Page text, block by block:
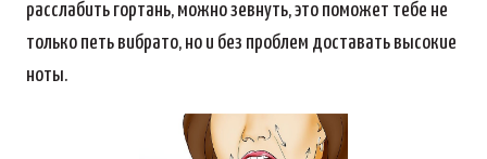
расслабить гортань, можно зевнуть, это поможет тебе не
только петь вибрато, но и без проблем доставать высокие
ноты.